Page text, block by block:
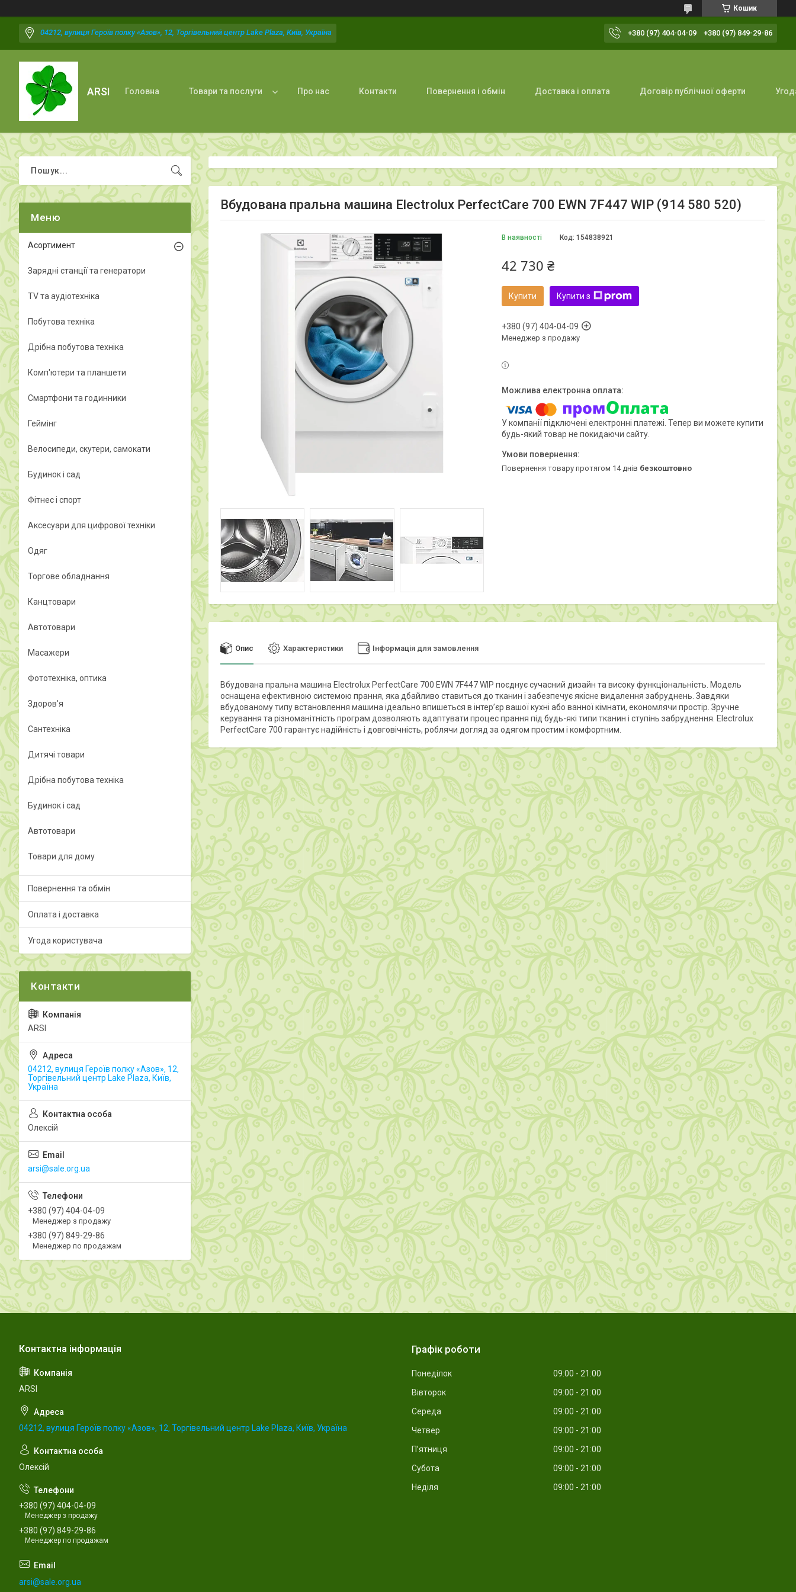
Кошик
04212, вулиця Героїв полку «Азов», 12, Торгівельний центр Lake Plaza, Київ, Україна +380 (97) 404-04-09 +380 (97) 849-29-86
ARSI Головна Товари та послуги Про нас Контакти Повернення і обмін Доставка і оплата Договір публічної оферти
Вбудована пральна машина Electrolux PerfectCare 700 EWN 7F447 WIP (914 580 520)
В наявності Код: 154838921
42 730 ₴
Купити Купити з
+380 (97) 404-04-09
Менеджер з продажу
У компанії підключені електронні платежі. Тепер ви можете купити
будь-який товар не покидаючи сайту.
повернення товару протягом 14 днів безкоштовно
Опис Характеристики Інформація для замовлення
Вбудована пральна машина Electrolux PerfectCare 700 EWN 7F447 WIP поєднує сучасний дизайн та високу функціональність. Модель
оснащена ефективною системою прання, яка дбайливо ставиться до тканин і забезпечує якісне видалення забруднень. Завдяки
вбудованому типу встановлення машина ідеально впишеться в інтер’єр вашої кухні або ванної кімнати, економлячи простір. Зручне
керування та різноманітність програм дозволяють адаптувати процес прання під будь-які типи тканин і ступінь забруднення. Electrolux
PerfectCare 700 гарантує надійність і довговічність, роблячи догляд за одягом простим і комфортним.
Асортимент
Зарядні станції та генератори
TV та аудіотехніка
Побутова техніка
Дрібна побутова техніка
Комп'ютери та планшети
Смартфони та годинники
Геймінг
Велосипеди, скутери, самокати
Будинок і сад
Фітнес і спорт
Аксесуари для цифрової техніки
Одяг
Торгове обладнання
Канцтовари
Автотовари
Масажери
Фототехніка, оптика
Здоров'я
Сантехніка
Дитячі товари
Дрібна побутова техніка
Будинок і сад
Автотовари
Товари для дому
Повернення та обмін
Оплата і доставка
Угода користувача
ARSI
04212, вулиця Героїв полку «Азов», 12,
Торгівельний центр Lake Plaza, Київ,
Україна
Олексій
arsi@sale.org.ua
+380 (97) 404-04-09
Менеджер з продажу
+380 (97) 849-29-86
Менеджер по продажам
ARSI
04212, вулиця Героїв полку «Азов», 12, Торгівельний центр Lake Plaza, Київ, Україна
Олексій
+380 (97) 404-04-09
Менеджер з продажу
+380 (97) 849-29-86
Менеджер по продажам
arsi@sale.org.ua
Графік роботи
Понеділок 09:00
21:00
Вівторок
09:00
21:00
Середа
09:00
21:00
Четвер
09:00
21:00
Пʼятниця
09:00
21:00
Субота
09:00
21:00
Неділя
09:00 21:00